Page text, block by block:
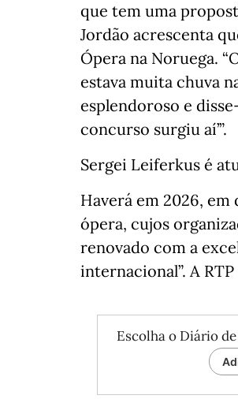
que tem uma
Jordão acrescenta
Ópera na Noruega.
estava muita chuva
esplendoroso e
concurso surgiu aí’”.
Sergei Leiferkus é
Haverá em 2026,
ópera, cujos
renovado com a
internacional”. A
Escolha o Diário